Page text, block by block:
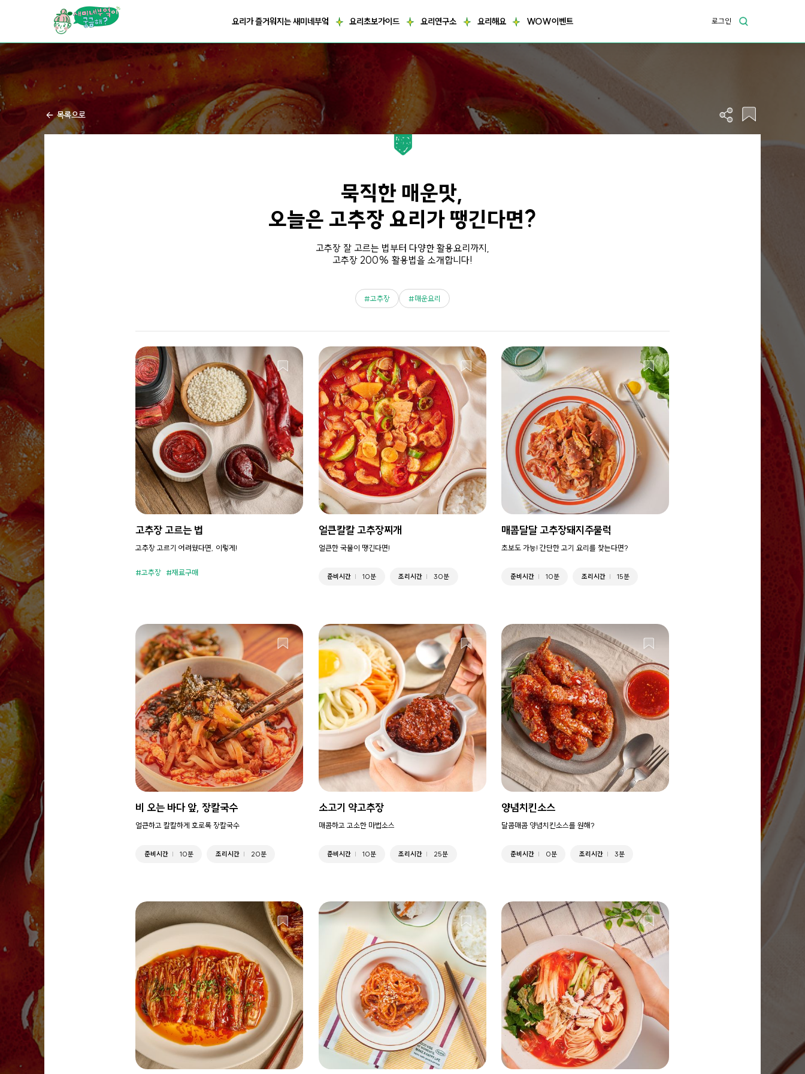
요리가 건강해지는부엌
요리가쉬워지는부엌
요리가 즐거워지는 새미네부엌 요리초보가이드 요리연구소 요리해요 WOW이벤트 로그인
목록으로
묵직한 매운맛,
오늘은 고추장 요리가 땡긴다면?
고추장 잘 고르는 법부터 다양한 활용요리까지,
고추장 200% 활용법을 소개합니다!
고추장 매운요리
고추장 고르는 법
고추장 고르기 어려웠다면, 이렇게!
고추장 재료구매
얼큰칼칼 고추장찌개
얼큰한 국물이 땡긴다면!
준비시간 10분 조리시간 30분
매콤달달 고추장돼지주물럭
초보도 가능! 간단한 고기 요리를 찾는다면?
준비시간 10분 조리시간 15분
비 오는 바다 앞, 장칼국수
얼큰하고 칼칼하게 호로록 장칼국수
준비시간 10분 조리시간 20분
소고기 약고추장
매콤하고 고소한 마법소스
준비시간 10분 조리시간 25분
양념치킨소스
달콤매콤 양념치킨소스를 원해?
준비시간 0분 조리시간 3분